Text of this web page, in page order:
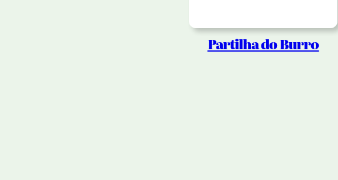
Partilha do Burro